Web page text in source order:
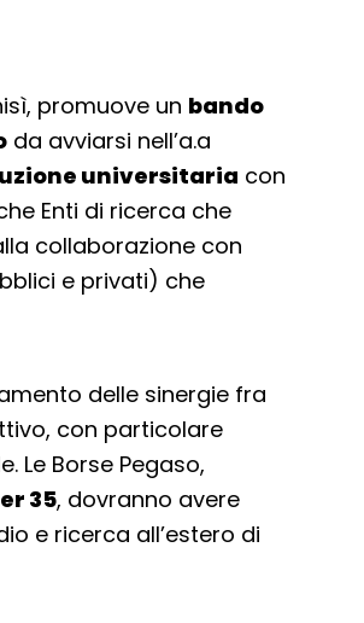
promuove un bando
da avviarsi nell’a.a
universitaria con
Enti di ricerca che
collaborazione con
e privati) che
delle sinergie fra
con particolare
Le Borse Pegaso,
35, dovranno avere
e ricerca all’estero di